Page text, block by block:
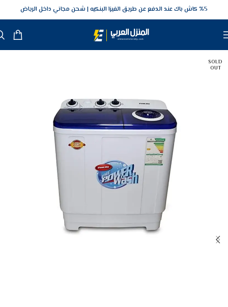
5‎% كاش باك عند الدفع عن طريق الفيزا البنكيه شحن مجاني داخل الرياض
SOLD
OUT